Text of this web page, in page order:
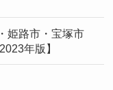
姫路市・宝塚市
年版】